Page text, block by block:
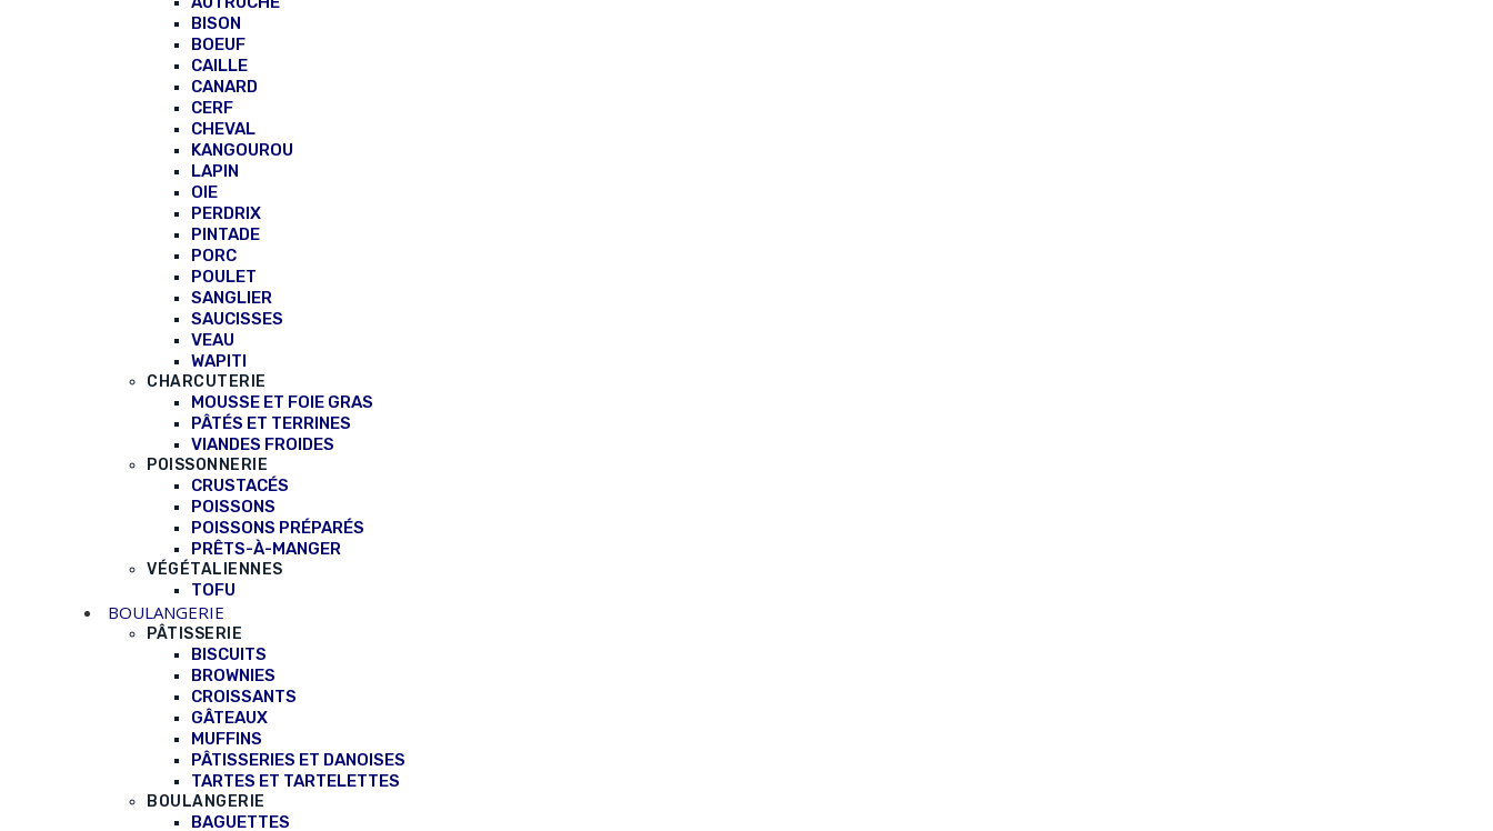
BISON
BOEUF
CAILLE
CANARD
CERF
CHEVAL
KANGOUROU
LAPIN
OIE
PERDRIX
PINTADE
PORC
POULET
SANGLIER
SAUCISSES
VEAU
WAPITI
CHARCUTERIE
MOUSSE ET FOIE GRAS
PÂTÉS ET TERRINES
VIANDES FROIDES
POISSONNERIE
CRUSTACÉS
POISSONS
POISSONS PRÉPARÉS
PRÊTS-À-MANGER
VÉGÉTALIENNES
TOFU
BOULANGERIE
PÂTISSERIE
BISCUITS
BROWNIES
CROISSANTS
GÂTEAUX
MUFFINS
PÂTISSERIES ET DANOISES
TARTES ET TARTELETTES
BOULANGERIE
BAGUETTES